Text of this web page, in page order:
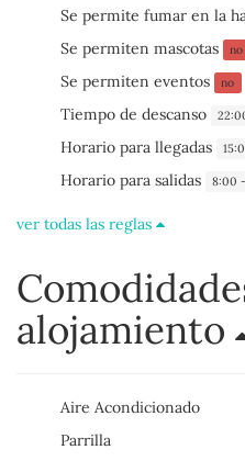
Se permite fumar en la
Se permiten mascotas no
Se permiten eventos no
Tiempo de descanso
Horario para llegadas
Horario para salidas 8:00
ver todas las reglas
alojamiento
Aire Acondicionado
Parrilla